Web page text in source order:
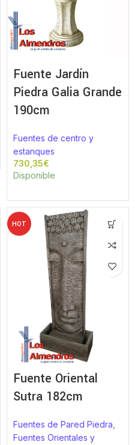
Fuente Jardín
Piedra Galia Grande
190cm
Fuentes de centro y
estanques
€
Disponible
HOT
Fuente Oriental
Sutra 182cm
Fuentes de Pared Piedra
Fuentes Orientales y